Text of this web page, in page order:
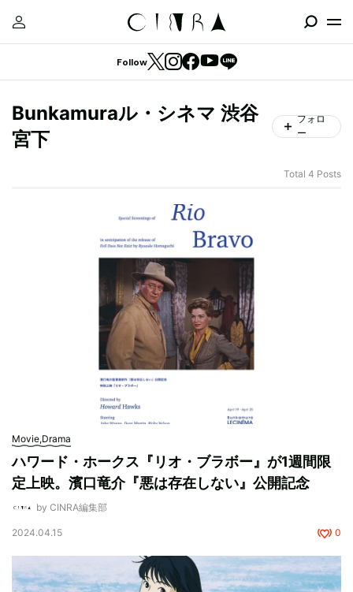
Follow
Bunkamuraル・シネマ 渋谷
宮下
フォロ
ー
Total 4 Posts
Movie,Drama
ハワード・ホークス『リオ・ブラボー』が1週間限
定上映。濱口竜介『悪は存在しない』公開記念
by CINRA編集部
2024.04.15 0